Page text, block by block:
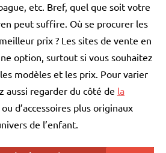
etc. Bref, quel que soit votre
peut suffire. Où se procurer les
prix ? Les sites de vente en
option, surtout si vous souhaitez
modèles et les prix. Pour varier
aussi regarder du côté de la
ou d’accessoires plus originaux
de l’enfant.